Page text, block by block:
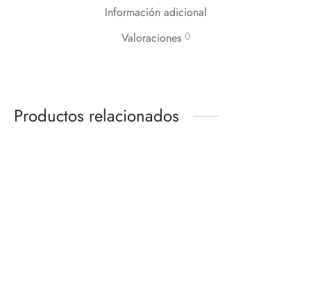
Información adicional
Valoraciones 0
Productos relacionados